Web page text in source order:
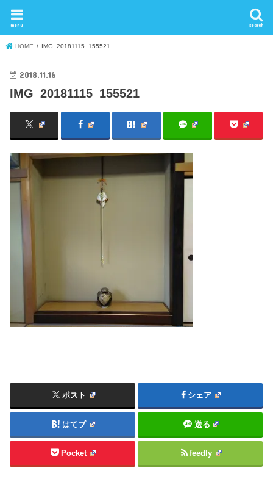
search
menu
HOME IMG_20181115_155521
2018.11.16
IMG_20181115_155521
ポスト シェア
はてブ 送る
Pocket feedly